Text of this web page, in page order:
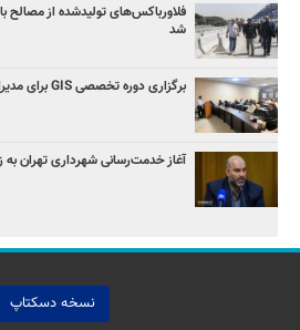
فلاورباکس‌های تولیدشده از مصالح
شد
برگزاری دوره تخصصی GIS برای مدیران معاونت شهرسازی و معماری
آغاز خدمت‌رسانی شهرداری تهران به
نسخه دسکتاپ